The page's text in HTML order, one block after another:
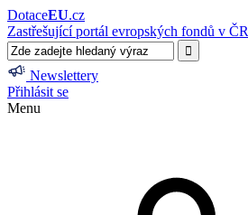
DotaceEU.cz
Zastřešující portál evropských fondů v ČR
Newslettery
Přihlásit se
Menu